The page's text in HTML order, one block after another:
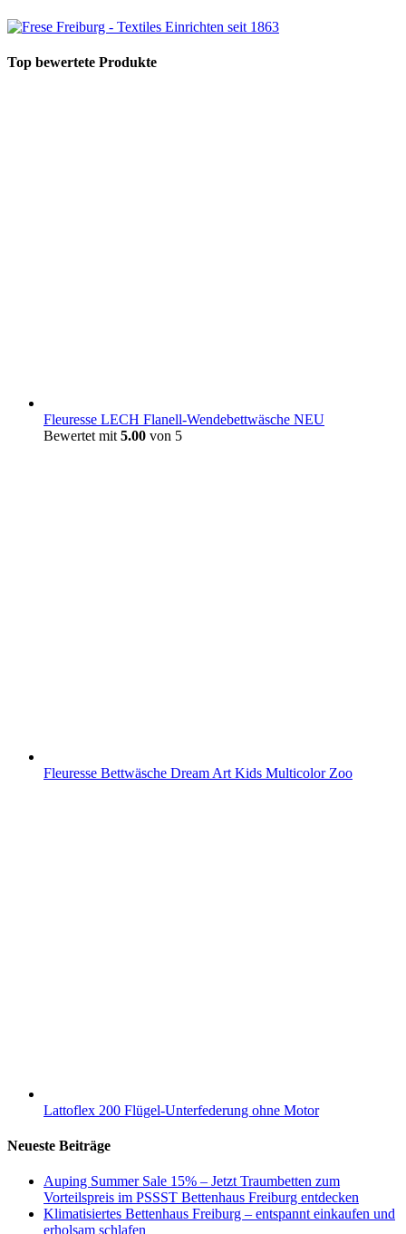
Top bewertete Produkte
Fleuresse LECH Flanell-Wendebettwäsche NEU
Bewertet mit 5.00 von 5
Fleuresse Bettwäsche Dream Art Kids Multicolor Zoo
Lattoflex 200 Flügel-Unterfederung ohne Motor
Neueste Beiträge
Auping Summer Sale 15% – Jetzt Traumbetten zum
Vorteilspreis im PSSST Bettenhaus Freiburg entdecken
Klimatisiertes Bettenhaus Freiburg – entspannt einkaufen und
erholsam schlafen